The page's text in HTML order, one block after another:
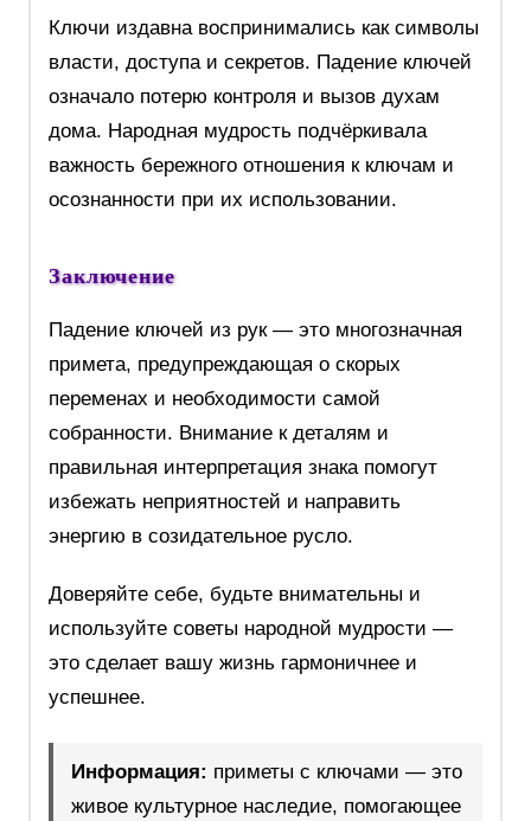
Ключи издавна воспринимались как символы
власти, доступа и секретов. Падение ключей
означало потерю контроля и вызов духам
дома. Народная мудрость подчёркивала
важность бережного отношения к ключам и
осознанности при их использовании.
Заключение
Падение ключей из рук — это многозначная
примета, предупреждающая о скорых
переменах и необходимости самой
собранности. Внимание к деталям и
правильная интерпретация знака помогут
избежать неприятностей и направить
энергию в созидательное русло.
Доверяйте себе, будьте внимательны и
используйте советы народной мудрости —
это сделает вашу жизнь гармоничнее и
успешнее.
Информация: приметы с ключами — это
живое культурное наследие, помогающее